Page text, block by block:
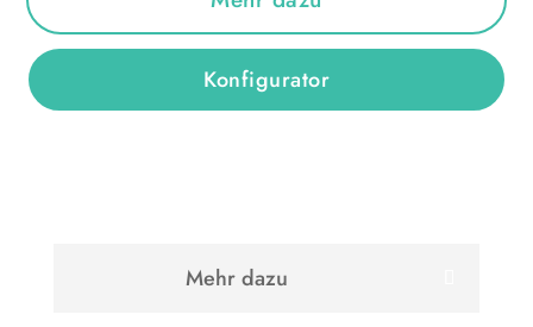
Konfigurator
Mehr dazu